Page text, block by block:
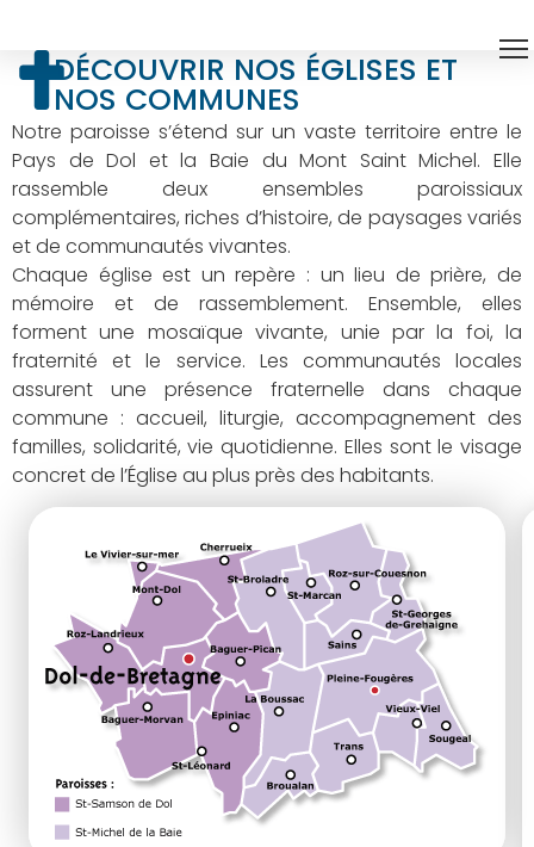
DÉCOUVRIR NOS ÉGLISES ET
NOS COMMUNES
Notre paroisse s’étend sur un vaste territoire entre le
Pays de Dol et la Baie du Mont Saint Michel. Elle
rassemble deux ensembles paroissiaux
complémentaires, riches d’histoire, de paysages variés
et de communautés vivantes.
Chaque église est un repère : un lieu de prière, de
mémoire et de rassemblement. Ensemble, elles
forment une mosaïque vivante, unie par la foi, la
fraternité et le service. Les communautés locales
assurent une présence fraternelle dans chaque
commune : accueil, liturgie, accompagnement des
familles, solidarité, vie quotidienne. Elles sont le visage
concret de l’Église au plus près des habitants.